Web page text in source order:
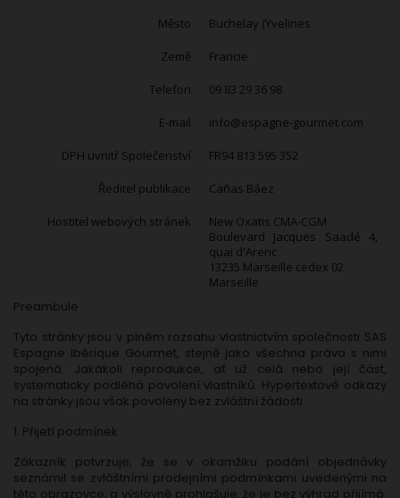
Město Buchelay (Yvelines
Země Francie
Telefon 09 83 29 36 98
E-mail info@espagne-gourmet.com
DPH uvnitř Společenství FR94 813 595 352
Ředitel publikace Cañas Báez
Hostitel webových stránek
New Oxatis CMA-CGM
Boulevard Jacques Saadé 4,
quai d'Arenc
13235 Marseille cedex 02
Marseille
Preambule
Tyto stránky jsou v plném rozsahu vlastnictvím společnosti SAS
Espagne Ibérique Gourmet, stejně jako všechna práva s nimi
spojená. Jakákoli reprodukce, ať už celá nebo její část,
systematicky podléhá povolení vlastníků. Hypertextové odkazy
na stránky jsou však povoleny bez zvláštní žádosti.
1. Přijetí podmínek
Zákazník potvrzuje, že se v okamžiku podání objednávky
seznámil se zvláštními prodejními podmínkami uvedenými na
této obrazovce, a výslovně prohlašuje, že je bez výhrad přijímá.